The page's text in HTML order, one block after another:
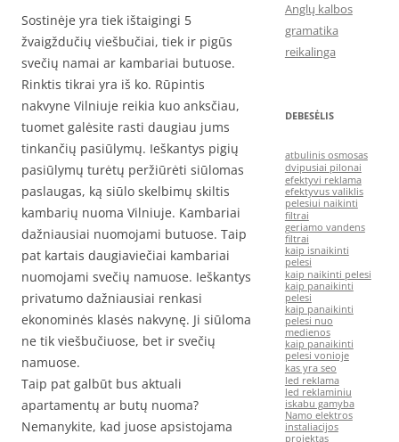
Sostinėje yra tiek ištaigingi 5
žvaigždučių viešbučiai, tiek ir pigūs
svečių namai ar kambariai butuose.
Rinktis tikrai yra iš ko. Rūpintis
nakvyne Vilniuje reikia kuo anksčiau,
tuomet galėsite rasti daugiau jums
tinkančių pasiūlymų. Ieškantys pigių
pasiūlymų turėtų peržiūrėti siūlomas
paslaugas, ką siūlo skelbimų skiltis
kambarių nuoma Vilniuje. Kambariai
dažniausiai nuomojami butuose. Taip
pat kartais daugiaviečiai kambariai
nuomojami svečių namuose. Ieškantys
privatumo dažniausiai renkasi
ekonominės klasės nakvynę. Ji siūloma
ne tik viešbučiuose, bet ir svečių
namuose.
Taip pat galbūt bus aktuali
apartamentų ar butų nuoma?
Nemanykite, kad juose apsistojama
Anglų kalbos
gramatika
reikalinga
DEBESĖLIS
atbulinis osmosas
dvipusiai pilonai
efektyvi reklama
efektyvus valiklis
pelesiui naikinti
filtrai
geriamo vandens
filtrai
kaip isnaikinti
pelesi
kaip naikinti pelesi
kaip panaikinti
pelesi
kaip panaikinti
pelesi nuo
medienos
kaip panaikinti
pelesi vonioje
kas yra seo
led reklama
led reklaminiu
iskabu gamyba
Namo elektros
instaliacijos
projektas